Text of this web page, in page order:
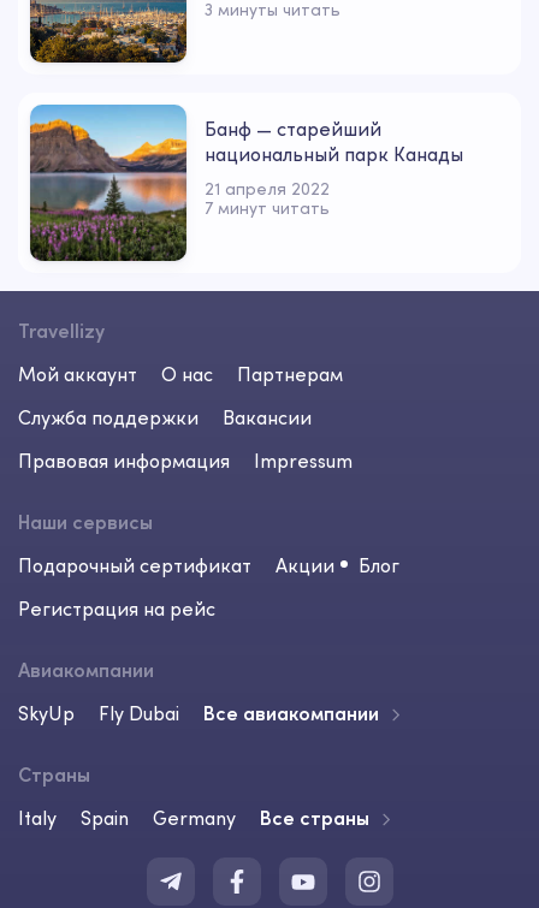
3 минуты читать
Банф — старейший
национальный парк Канады
21 апреля 2022
7 минут читать
Travellizy
Мой аккаунт
О нас
Партнерам
Служба поддержки
Вакансии
Правовая информация
Impressum
Наши сервисы
Подарочный сертификат
Акции
Блог
Регистрация на рейс
Авиакомпании
SkyUp
Fly Dubai Все авиакомпании
Страны
Italy
Spain Germany Все страны